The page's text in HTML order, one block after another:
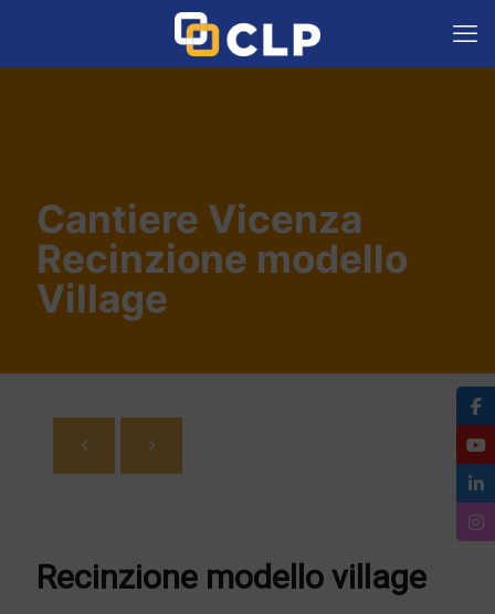
Cantiere Vicenza
Recinzione modello
Village
Recinzione modello village